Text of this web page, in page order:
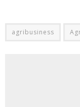
agribusiness